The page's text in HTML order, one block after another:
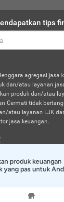
tips
agregasi jasa
dan/atau layanan
produk dan/atau
Cermati tidak
atau layanan LJK
jasa keuangan.
produk keuangan
yang pas untuk